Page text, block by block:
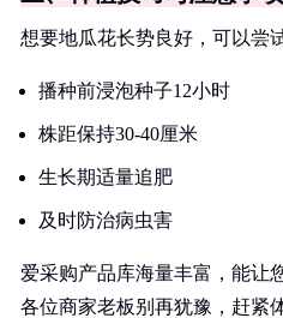
想要地瓜花长势良好，可以尝
播种前浸泡种子12小时
株距保持30-40厘米
生长期适量追肥
及时防治病虫害
爱采购产品库海量丰富，能让
各位商家老板别再犹豫，赶紧